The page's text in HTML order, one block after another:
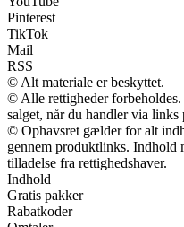
Pinterest
TikTok
Mail
RSS
© Alt materiale er beskyttet.
© Alle rettigheder
salget, når du handler via links
© Ophavsret gælder for alt
gennem produktlinks. Indhold
tilladelse fra rettighedshaver.
Indhold
Gratis pakker
Rabatkoder